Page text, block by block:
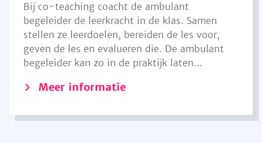
Bij co-teaching coacht de ambulant
begeleider de leerkracht in de klas. Samen
stellen ze leerdoelen, bereiden de les voor,
geven de les en evalueren die. De ambulant
begeleider kan zo in de praktijk laten...
Meer informatie